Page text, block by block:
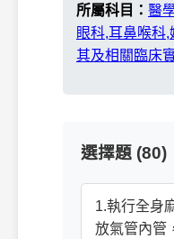
所屬科目： 醫
眼科,耳鼻喉科
其及相關臨床
選擇題 (80)
1.執行全身
放氣管內管